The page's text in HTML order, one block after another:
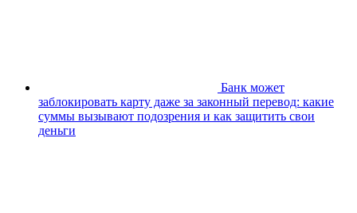
Банк может
заблокировать карту даже за законный перевод: какие
суммы вызывают подозрения и как защитить свои
деньги